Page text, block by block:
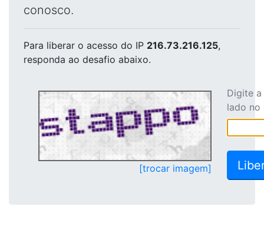
conosco.
Para liberar o acesso do IP 216.73.216.125,
responda ao desafio abaixo.
[trocar imagem]
Digite
lado no